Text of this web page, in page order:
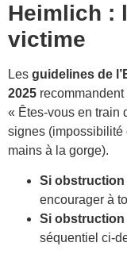
Heimlich :
victime
Les guidelines de
2025 recommandent
« Êtes-vous en train
signes (impossibilité
mains à la gorge).
Si obstruction
encourager à
Si obstruction
séquentiel ci-